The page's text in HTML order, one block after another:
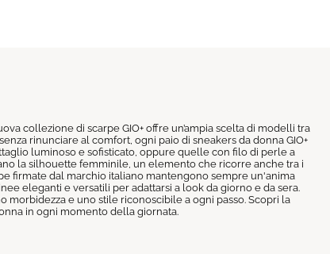
collezione di scarpe GIO+ offre un’ampia scelta di modelli tra
rinunciare al comfort, ogni paio di sneakers da donna GIO+
luminoso e sofisticato, oppure quelle con filo di perle a
la silhouette femminile, un elemento che ricorre anche tra i
firmate dal marchio italiano mantengono sempre un'anima
eleganti e versatili per adattarsi a look da giorno e da sera.
morbidezza e uno stile riconoscibile a ogni passo. Scopri la
in ogni momento della giornata.